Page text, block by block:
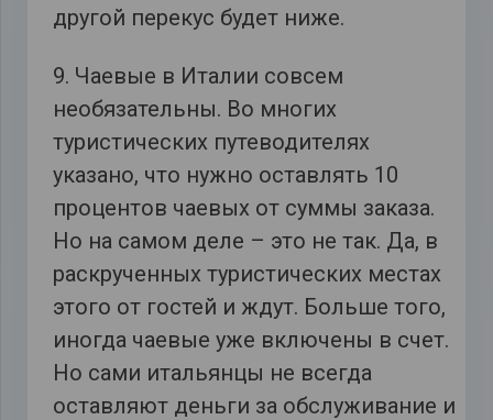
другой перекус будет ниже.
9. Чаевые в Италии совсем
необязательны. Во многих
туристических путеводителях
указано, что нужно оставлять 10
процентов чаевых от суммы заказа.
Но на самом деле – это не так. Да, в
раскрученных туристических местах
этого от гостей и ждут. Больше того,
иногда чаевые уже включены в счет.
Но сами итальянцы не всегда
оставляют деньги за обслуживание и